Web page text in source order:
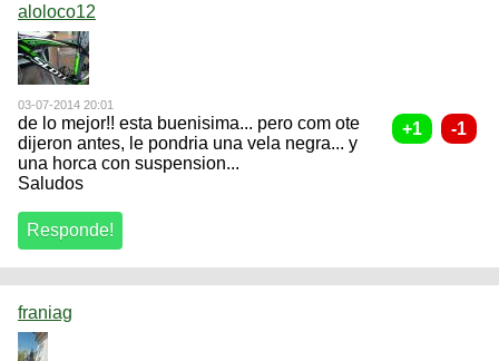
aloloco12
03-07-2014 20:01
de lo mejor!! esta buenisima... pero com ote
dijeron antes, le pondria una vela negra... y
una horca con suspension...
Saludos
franiag